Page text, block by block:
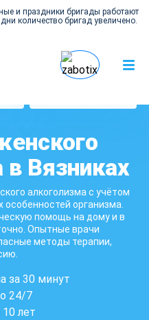
и праздники бригады работают
количество бригад увеличено.
в Вязниках
алкоголизма с учётом
особенностей организма.
помощь на дому и в
Опытные врачи
методы терапии,
за 30 минут
24/7
лет